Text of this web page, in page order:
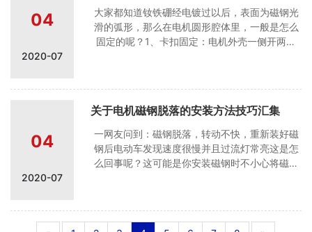
铁的磁场跟着距离的变大磁铁厂而受到影响。也
就是指在远距离的情况下浅显磁铁的吸力会高于
钕铁硼强力磁铁。 强力磁铁又分为稀土钕铁硼强
04
2020-07
大家都知道钕铁硼经电镀过以后，表面为磁钢光
滑的弧形，那么在电机圆形腔体里，一般是怎么
固定的呢？1、卡扣固定：电机外壳一侧开两个
铁工艺性比较好，方便快捷，但涉及到胶水的固
持力，耐温性能，以及磁瓦弧度与腔体是否完全
吻合等因素。3、混合固持法：就是把卡扣，胶粘
剂整合一起应用，这种方法可谓把上面两种方法
04
2020-07
关于电机磁钢脱落的安装方法技巧汇集
一网友问到：磁钢脱落，转动不快，重新装好磁
钢后电动车发现速度很慢并且过流灯常亮这是怎
么回事呢？这可能是你安装磁钢时不小心将磁铁
互干扰，磁力线混乱，导致没力。除锈后好转！